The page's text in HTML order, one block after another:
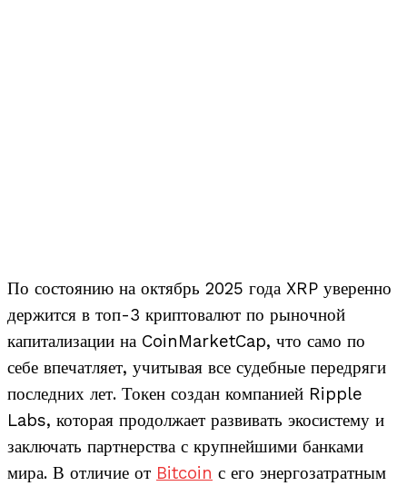
По состоянию на октябрь 2025 года XRP уверенно
держится в топ-3 криптовалют по рыночной
капитализации на CoinMarketCap, что само по
себе впечатляет, учитывая все судебные передряги
последних лет. Токен создан компанией Ripple
Labs, которая продолжает развивать экосистему и
заключать партнерства с крупнейшими банками
мира. В отличие от Bitcoin с его энергозатратным